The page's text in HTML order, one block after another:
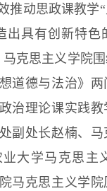
推动思政课教学
出具有创新特色
马克思主义学院
道德与法治》
治理论课实践
副处长赵楠、
大学马克思主
马克思主义学